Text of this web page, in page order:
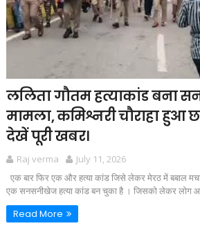
ललिता गौतम हत्याकांड बना
मामला, कमिश्नरी चौराहा हुआ
देखें पूरी खबर।
Raj verma
July 11, 2026
एक बार फिर एक और हत्या कांड जिसे लेकर मेरठ में बबाल
एक सनसनीखेज हत्या कांड बन चुका है । जिसको लेकर लोग
Read More